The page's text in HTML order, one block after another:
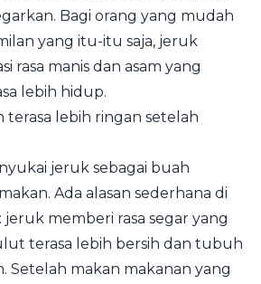
Bagi orang yang mudah
yang itu-itu saja, jeruk
rasa manis dan asam yang
lebih hidup.
lebih ringan setelah
jeruk sebagai buah
Ada alasan sederhana di
jeruk memberi rasa segar yang
terasa lebih bersih dan tubuh
Setelah makan makanan yang